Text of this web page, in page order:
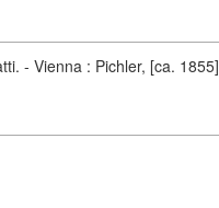
- Vienna : Pichler, [ca. 1855]